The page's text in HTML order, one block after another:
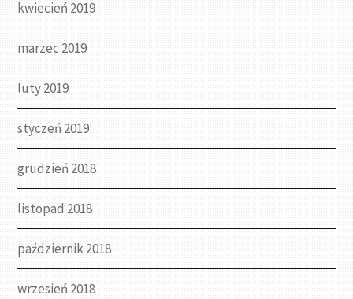
kwiecień 2019
marzec 2019
luty 2019
styczeń 2019
grudzień 2018
listopad 2018
październik 2018
wrzesień 2018